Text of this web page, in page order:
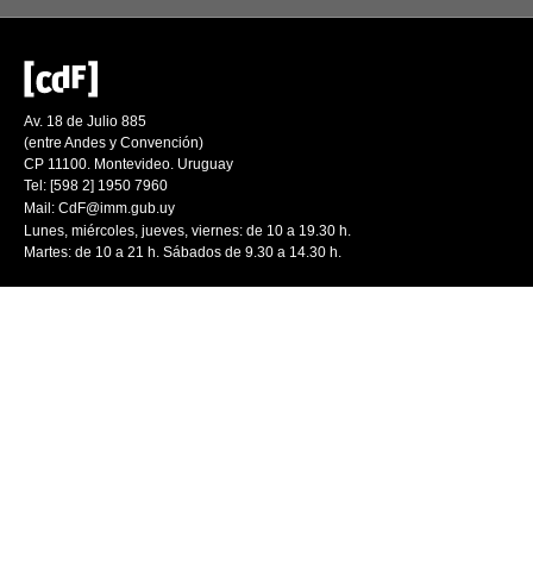
Av. 18 de Julio 885
(entre Andes y Convención)
CP 11100. Montevideo. Uruguay
Tel: [598 2] 1950 7960
Mail: CdF@imm.gub.uy
Lunes, miércoles, jueves, viernes: de 10 a 19.30 h.
Martes: de 10 a 21 h. Sábados de 9.30 a 14.30 h.